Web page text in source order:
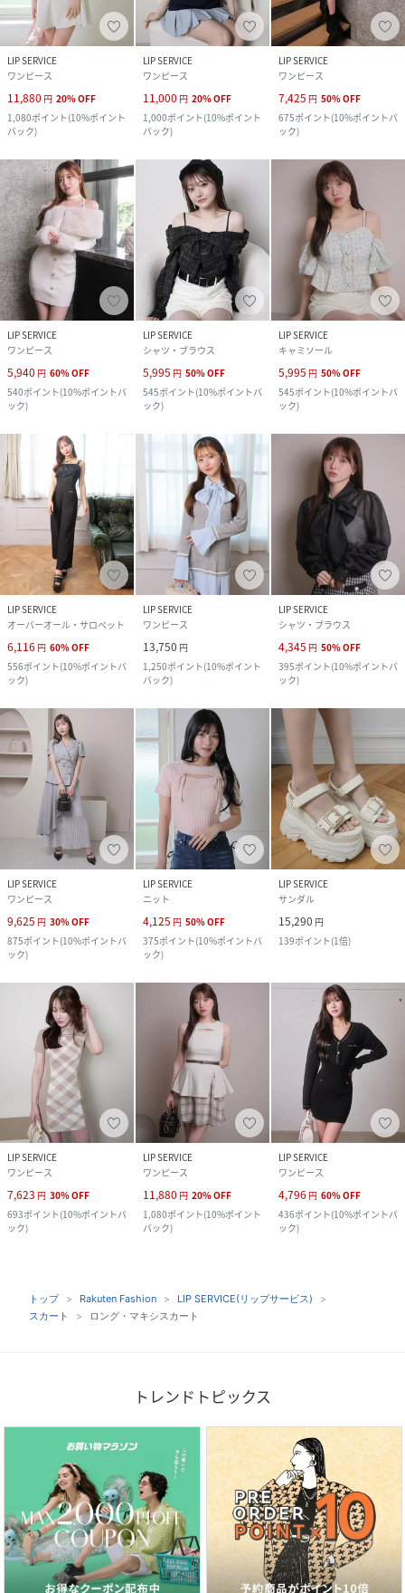
LIP SERVICE
ワンピース
11,880 円 20%OFF
1,080ポイント(10%ポイント
バック)
LIP SERVICE
ワンピース
11,000 円 20%OFF
1,000ポイント(10%ポイント
バック)
LIP SERVICE
ワンピース
7,425 円 50%OFF
675ポイント(10%ポイントバ
ック)
LIP SERVICE
ワンピース
5,940 円 60%OFF
540ポイント(10%ポイントバ
ック)
LIP SERVICE
シャツ・ブラウス
5,995 円 50%OFF
545ポイント(10%ポイントバ
ック)
LIP SERVICE
キャミソール
5,995 円 50%OFF
545ポイント(10%ポイントバ
ック)
LIP SERVICE
オーバーオール・サロペット
6,116 円 60%OFF
556ポイント(10%ポイントバ
ック)
LIP SERVICE
ワンピース
13,750 円
1,250ポイント(10%ポイント
バック)
LIP SERVICE
シャツ・ブラウス
4,345 円 50%OFF
395ポイント(10%ポイントバ
ック)
LIP SERVICE
ワンピース
9,625 円 30%OFF
875ポイント(10%ポイントバ
ック)
LIP SERVICE
ニット
4,125 円 50%OFF
375ポイント(10%ポイントバ
ック)
LIP SERVICE
サンダル
15,290 円
139ポイント(1倍)
LIP SERVICE
ワンピース
7,623 円 30%OFF
693ポイント(10%ポイントバ
ック)
LIP SERVICE
ワンピース
11,880 円 20%OFF
1,080ポイント(10%ポイント
バック)
LIP SERVICE
ワンピース
4,796 円 60%OFF
436ポイント(10%ポイントバ
ック)
トップ Rakuten Fashion
LIP SERVICE(リップサービス)
スカート
ロング・マキシスカート
トレンドトピックス